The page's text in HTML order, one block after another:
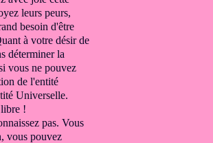
leurs peurs,
besoin d'être
uant à votre désir de
déterminer la
vous ne pouvez
de l'entité
Universelle.
libre !
pas. Vous
vous pouvez